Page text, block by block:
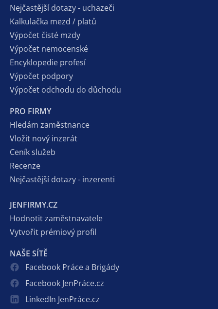
Nejčastější dotazy - uchazeči
Kalkulačka mezd / platů
Výpočet čisté mzdy
Výpočet nemocenské
Encyklopedie profesí
Výpočet podpory
Výpočet odchodu do důchodu
PRO FIRMY
Hledám zaměstnance
Vložit nový inzerát
Ceník služeb
Recenze
Nejčastější dotazy - inzerenti
JENFIRMY.CZ
Hodnotit zaměstnavatele
Vytvořit prémiový profil
NAŠE SÍTĚ
Facebook Práce a Brigády
Facebook JenPráce.cz
LinkedIn JenPráce.cz